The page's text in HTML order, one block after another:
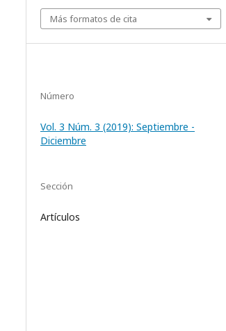
Más formatos de cita
Número
Vol. 3 Núm. 3 (2019): Septiembre -
Diciembre
Sección
Artículos